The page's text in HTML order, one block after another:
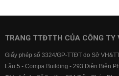
TRANG TTĐTTH CỦA CÔNG TY
Giấy phép số 3324/GP-TTĐT do Sở
Lầu 5 - Compa Building - 293 Điện Biên